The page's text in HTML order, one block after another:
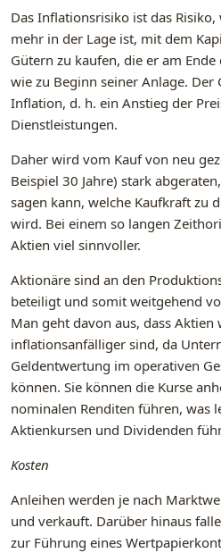
Das Inflationsrisiko ist das
mehr in der Lage ist, mit dem
Gütern zu kaufen, die er am
wie zu Beginn seiner Anlage.
Inflation, d. h. ein Anstieg der
Dienstleistungen.
Daher wird vom Kauf von neu
Beispiel 30 Jahre) stark
sagen kann, welche Kaufkraft zu
wird. Bei einem so langen
Aktien viel sinnvoller.
Aktionäre sind an den
beteiligt und somit weitgehend
Man geht davon aus, dass Aktien
inflationsanfälliger sind, da
Geldentwertung im operativen
können. Sie können die Kurse
nominalen Renditen führen, was
Aktienkursen und Dividenden
Kosten
Anleihen werden je nach
und verkauft. Darüber hinaus
zur Führung eines